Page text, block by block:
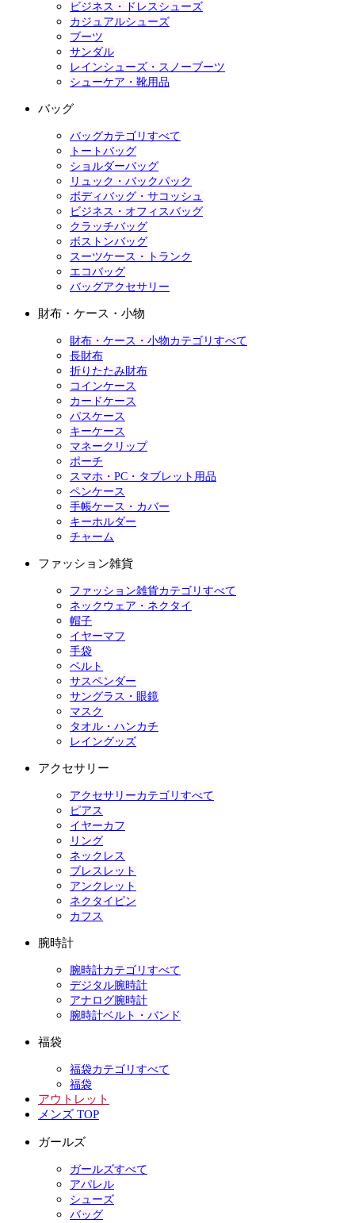
ビジネス・ドレスシューズ
カジュアルシューズ
ブーツ
サンダル
レインシューズ・スノーブーツ
シューケア・靴用品
バッグ
バッグカテゴリすべて
トートバッグ
ショルダーバッグ
リュック・バックパック
ボディバッグ・サコッシュ
ビジネス・オフィスバッグ
クラッチバッグ
ボストンバッグ
スーツケース・トランク
エコバッグ
バッグアクセサリー
財布・ケース・小物
財布・ケース・小物カテゴリすべて
長財布
折りたたみ財布
コインケース
カードケース
パスケース
キーケース
マネークリップ
ポーチ
スマホ・PC・タブレット用品
ペンケース
手帳ケース・カバー
キーホルダー
チャーム
ファッション雑貨
ファッション雑貨カテゴリすべて
ネックウェア・ネクタイ
帽子
イヤーマフ
手袋
ベルト
サスペンダー
サングラス・眼鏡
マスク
タオル・ハンカチ
レイングッズ
アクセサリー
アクセサリーカテゴリすべて
ピアス
イヤーカフ
リング
ネックレス
ブレスレット
アンクレット
ネクタイピン
カフス
腕時計
腕時計カテゴリすべて
デジタル腕時計
アナログ腕時計
腕時計ベルト・バンド
福袋
福袋カテゴリすべて
福袋
アウトレット
メンズ TOP
ガールズ
ガールズすべて
アパレル
シューズ
バッグ